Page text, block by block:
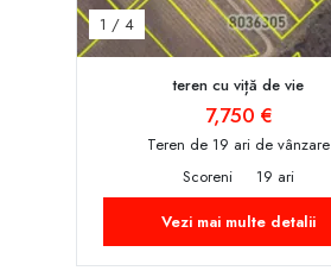
1 / 4
teren cu viță de vie
7,750 €
Teren de 19 ari de vânzare
Scoreni
19 ari
Vezi mai multe detalii